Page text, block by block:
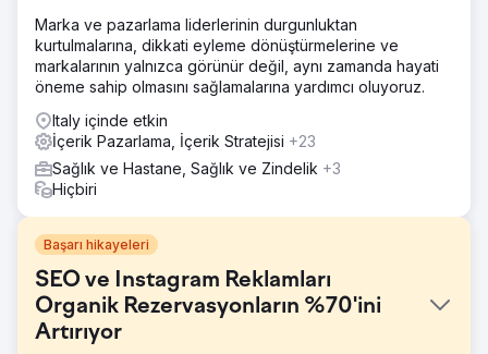
Marka ve pazarlama liderlerinin durgunluktan
kurtulmalarına, dikkati eyleme dönüştürmelerine ve
markalarının yalnızca görünür değil, aynı zamanda hayati
öneme sahip olmasını sağlamalarına yardımcı oluyoruz.
Italy içinde etkin
İçerik Pazarlama, İçerik Stratejisi +23
Sağlık ve Hastane, Sağlık ve Zindelik +3
Hiçbiri
Başarı hikayeleri
SEO ve Instagram Reklamları
Organik Rezervasyonların %70'ini
Artırıyor